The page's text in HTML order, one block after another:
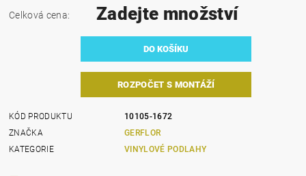
Celková cena: Zadejte množství
ROZPOČET S MONTÁŽÍ
KÓD PRODUKTU
10105-1672
ZNAČKA
GERFLOR
KATEGORIE
VINYLOVÉ PODLAHY